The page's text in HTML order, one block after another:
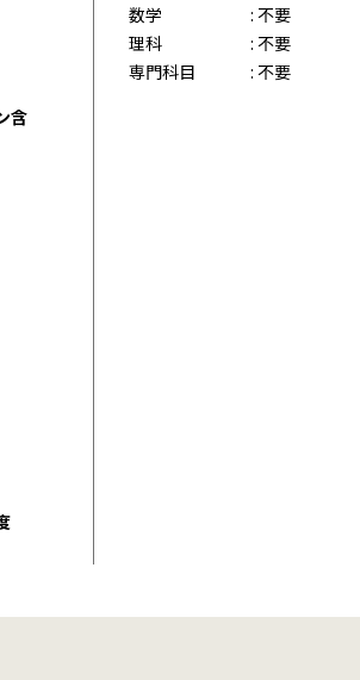
含
数学
: 不要
理科
: 不要
専門科目
: 不要